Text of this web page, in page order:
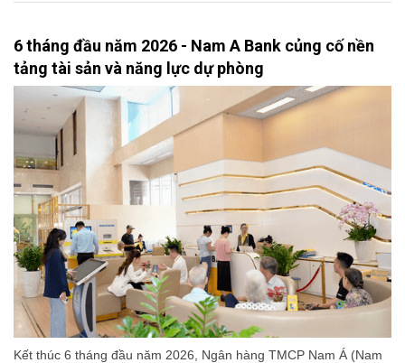
6 tháng đầu năm 2026 - Nam A Bank củng cố nền
tảng tài sản và năng lực dự phòng
Kết thúc 6 tháng đầu năm 2026, Ngân hàng TMCP Nam Á (Nam